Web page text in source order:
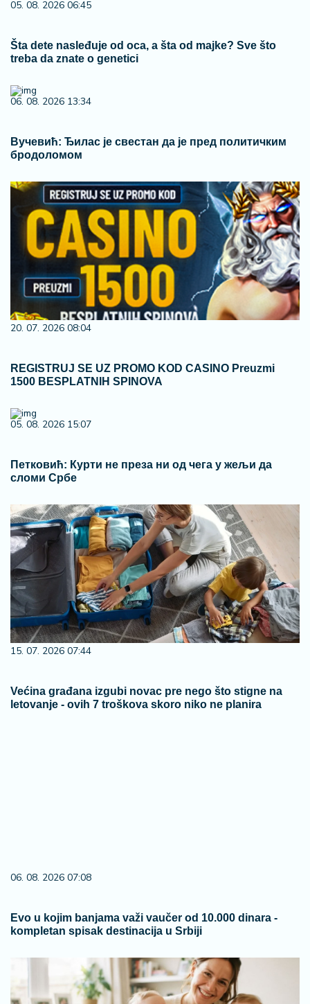
05. 08. 2026 06:45
Šta dete nasleđuje od oca, a šta od majke? Sve što
treba da znate o genetici
06. 08. 2026 13:34
Вучевић: Ђилас је свестан да је пред политичким
бродоломом
20. 07. 2026 08:04
REGISTRUJ SE UZ PROMO KOD CASINO Preuzmi
1500 BESPLATNIH SPINOVA
05. 08. 2026 15:07
Петковић: Курти не преза ни од чега у жељи да
сломи Србе
15. 07. 2026 07:44
Većina građana izgubi novac pre nego što stigne na
letovanje - ovih 7 troškova skoro niko ne planira
06. 08. 2026 07:08
Evo u kojim banjama važi vaučer od 10.000 dinara -
kompletan spisak destinacija u Srbiji